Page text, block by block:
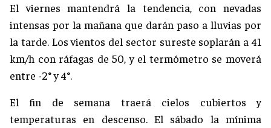
El viernes mantendrá la tendencia, con nevadas
intensas por la mañana que darán paso a lluvias por
la tarde. Los vientos del sector sureste soplarán a 41
km/h con ráfagas de 50, y el termómetro se moverá
entre -2° y 4°.
El fin de semana traerá cielos cubiertos y
temperaturas en descenso. El sábado la mínima